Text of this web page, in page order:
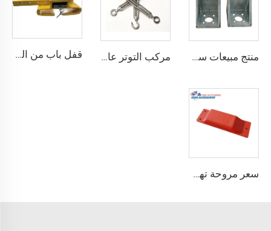
منتج مبيعات ساخنة معدات ربط حاوية الزاوية القفل مركب التوتر عالي الجودة القياسية وفقًا لمعيار ISO للحاويات قفل باب من الصلب المقوى درجة أمان أفضل قفل شحن حاوية مع 4 مفاتيح
سعر مروحة تهوية الحاويات مروحة عادم حاويات الشحن